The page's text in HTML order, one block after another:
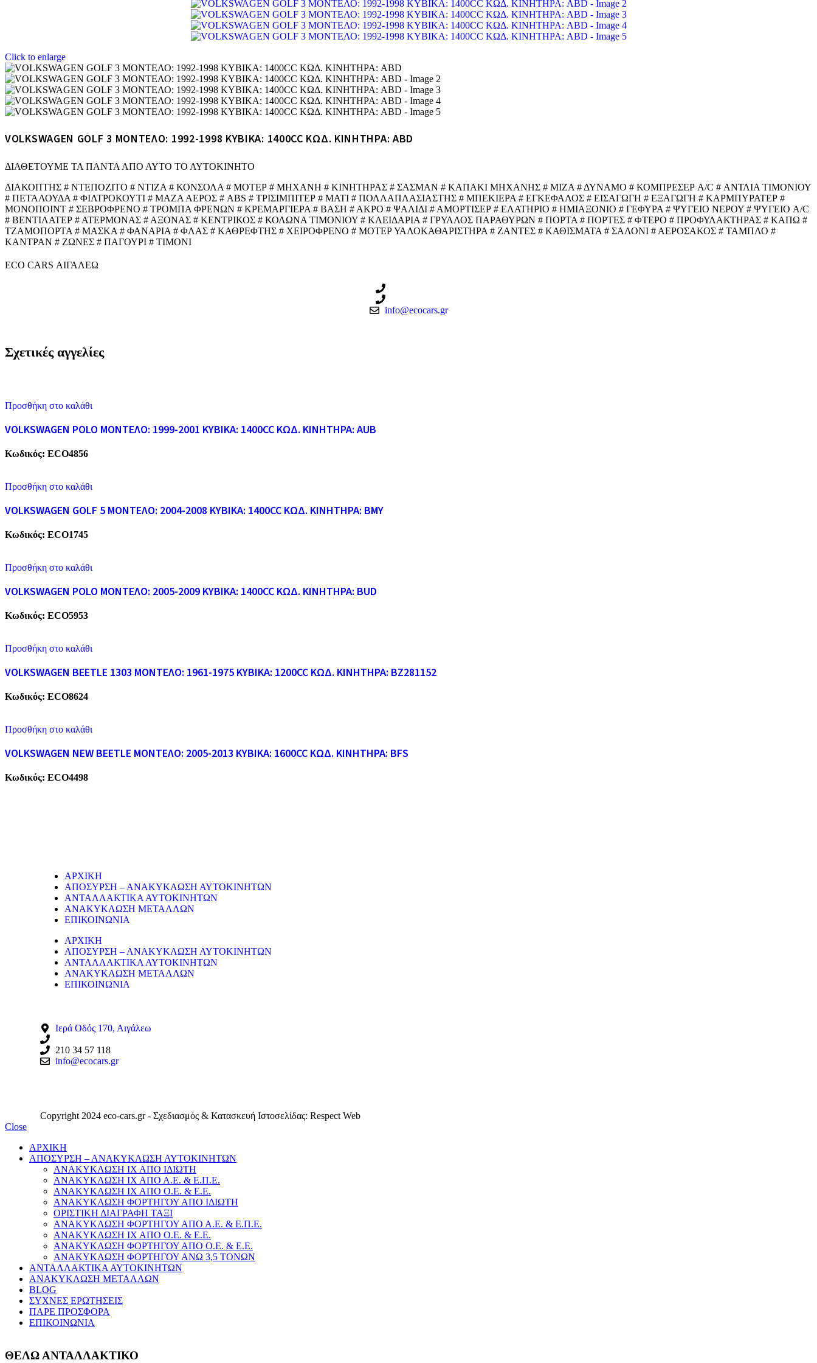
Click to enlarge
VOLKSWAGEN GOLF 3 ΜΟΝΤΕΛΟ: 1992-1998 ΚΥΒΙΚΑ: 1400CC ΚΩΔ. ΚΙΝΗΤΗΡΑ: ABD
ΔΙΑΘΕΤΟΥΜΕ ΤΑ ΠΑΝΤΑ ΑΠΟ ΑΥΤΟ ΤΟ ΑΥΤΟΚΙΝΗΤΟ
ΔΙΑΚΟΠΤΗΣ # ΝΤΕΠΟΖΙΤΟ # ΝΤΙΖΑ # ΚΟΝΣΟΛΑ # ΜΟΤΕΡ # ΜΗΧΑΝΗ # ΚΙΝΗΤΗΡΑΣ # ΣΑΣΜΑΝ # ΚΑΠΑΚΙ ΜΗΧΑΝΗΣ # ΜΙΖΑ # ΔΥΝΑΜΟ # ΚΟΜΠΡΕΣΕΡ A/C # ΑΝΤΛΙΑ ΤΙΜΟΝΙΟΥ
# ΠΕΤΑΛΟΥΔΑ # ΦΙΛΤΡΟΚΟΥΤΙ # ΜΑΖΑ ΑΕΡΟΣ # ABS # ΤΡΙΣΙΜΠΙΤΕΡ # ΜΑΤΙ # ΠΟΛΛΑΠΛΑΣΙΑΣΤΗΣ # ΜΠΕΚΙΕΡΑ # ΕΓΚΕΦΑΛΟΣ # ΕΙΣΑΓΩΓΗ # ΕΞΑΓΩΓΗ # ΚΑΡΜΠΥΡΑΤΕΡ #
ΜΟΝΟΠΟΙΝΤ # ΣΕΒΡΟΦΡΕΝΟ # ΤΡΟΜΠΑ ΦΡΕΝΩΝ # ΚΡΕΜΑΡΓΙΕΡΑ # ΒΑΣΗ # ΑΚΡΟ # ΨΑΛΙΔΙ # ΑΜΟΡΤΙΣΕΡ # ΕΛΑΤΗΡΙΟ # ΗΜΙΑΞΟΝΙΟ # ΓΕΦΥΡΑ # ΨΥΓΕΙΟ ΝΕΡΟΥ # ΨΥΓΕΙΟ A/C
# ΒΕΝΤΙΛΑΤΕΡ # ΑΤΕΡΜΟΝΑΣ # ΑΞΟΝΑΣ # ΚΕΝΤΡΙΚΟΣ # ΚΟΛΩΝΑ ΤΙΜΟΝΙΟΥ # ΚΛΕΙΔΑΡΙΑ # ΓΡΥΛΛΟΣ ΠΑΡΑΘΥΡΩΝ # ΠΟΡΤΑ # ΠΟΡΤΕΣ # ΦΤΕΡΟ # ΠΡΟΦΥΛΑΚΤΗΡΑΣ # ΚΑΠΩ #
ΤΖΑΜΟΠΟΡΤΑ # ΜΑΣΚΑ # ΦΑΝΑΡΙΑ # ΦΛΑΣ # ΚΑΘΡΕΦΤΗΣ # ΧΕΙΡΟΦΡΕΝΟ # ΜΟΤΕΡ ΥΑΛΟΚΑΘΑΡΙΣΤΗΡΑ # ΖΑΝΤΕΣ # ΚΑΘΙΣΜΑΤΑ # ΣΑΛΟΝΙ # ΑΕΡΟΣΑΚΟΣ # ΤΑΜΠΛΟ #
ΚΑΝΤΡΑΝ # ΖΩΝΕΣ # ΠΑΓΟΥΡΙ # ΤΙΜΟΝΙ
ECO CARS ΑΙΓΑΛΕΩ
info@ecocars.gr
Σχετικές αγγελίες
Προσθήκη στο καλάθι
VOLKSWAGEN POLO ΜΟΝΤΕΛΟ: 1999-2001 ΚΥΒΙΚΑ: 1400CC ΚΩΔ. ΚΙΝΗΤΗΡΑ: AUB
Κωδικός: ECO4856
Προσθήκη στο καλάθι
VOLKSWAGEN GOLF 5 ΜΟΝΤΕΛΟ: 2004-2008 ΚΥΒΙΚΑ: 1400CC ΚΩΔ. ΚΙΝΗΤΗΡΑ: BMY
Κωδικός: ECO1745
Προσθήκη στο καλάθι
VOLKSWAGEN POLO ΜΟΝΤΕΛΟ: 2005-2009 ΚΥΒΙΚΑ: 1400CC ΚΩΔ. ΚΙΝΗΤΗΡΑ: BUD
Κωδικός: ECO5953
Προσθήκη στο καλάθι
VOLKSWAGEN BEETLE 1303 ΜΟΝΤΕΛΟ: 1961-1975 ΚΥΒΙΚΑ: 1200CC ΚΩΔ. ΚΙΝΗΤΗΡΑ: BZ281152
Κωδικός: ECO8624
Προσθήκη στο καλάθι
VOLKSWAGEN NEW BEETLE ΜΟΝΤΕΛΟ: 2005-2013 ΚΥΒΙΚΑ: 1600CC ΚΩΔ. ΚΙΝΗΤΗΡΑ: BFS
Κωδικός: ECO4498
ΑΡΧΙΚΗ
ΑΠΟΣΥΡΣΗ – ΑΝΑΚΥΚΛΩΣΗ ΑΥΤΟΚΙΝΗΤΩΝ
ΑΝΤΑΛΛΑΚΤΙΚΑ ΑΥΤΟΚΙΝΗΤΩΝ
ΑΝΑΚΥΚΛΩΣΗ ΜΕΤΑΛΛΩΝ
ΕΠΙΚΟΙΝΩΝΙΑ
ΑΡΧΙΚΗ
ΑΠΟΣΥΡΣΗ – ΑΝΑΚΥΚΛΩΣΗ ΑΥΤΟΚΙΝΗΤΩΝ
ΑΝΤΑΛΛΑΚΤΙΚΑ ΑΥΤΟΚΙΝΗΤΩΝ
ΑΝΑΚΥΚΛΩΣΗ ΜΕΤΑΛΛΩΝ
ΕΠΙΚΟΙΝΩΝΙΑ
Ιερά Οδός 170, Αιγάλεω
210 34 57 118
info@ecocars.gr
Copyright 2024 eco-cars.gr - Σχεδιασμός & Κατασκευή Ιστοσελίδας: Respect Web
Close
ΑΡΧΙΚΗ
ΑΠΟΣΥΡΣΗ – ΑΝΑΚΥΚΛΩΣΗ ΑΥΤΟΚΙΝΗΤΩΝ
ΑΝΑΚΥΚΛΩΣΗ ΙΧ ΑΠΟ ΙΔΙΩΤΗ
ΑΝΑΚΥΚΛΩΣΗ ΙΧ ΑΠΟ Α.Ε. & Ε.Π.Ε.
ΑΝΑΚΥΚΛΩΣΗ ΙΧ ΑΠΟ Ο.Ε. & Ε.Ε.
ΑΝΑΚΥΚΛΩΣΗ ΦΟΡΤΗΓΟΥ ΑΠΟ ΙΔΙΩΤΗ
ΟΡΙΣΤΙΚΗ ΔΙΑΓΡΑΦΗ ΤΑΞΙ
ΑΝΑΚΥΚΛΩΣΗ ΦΟΡΤΗΓΟΥ ΑΠΟ Α.Ε. & Ε.Π.Ε.
ΑΝΑΚΥΚΛΩΣΗ ΙΧ ΑΠΟ Ο.Ε. & Ε.Ε.
ΑΝΑΚΥΚΛΩΣΗ ΦΟΡΤΗΓΟΥ ΑΠΟ Ο.Ε. & Ε.Ε.
ΑΝΑΚΥΚΛΩΣΗ ΦΟΡΤΗΓΟΥ ΑΝΩ 3,5 ΤΟΝΩΝ
ΑΝΤΑΛΛΑΚΤΙΚΑ ΑΥΤΟΚΙΝΗΤΩΝ
ΑΝΑΚΥΚΛΩΣΗ ΜΕΤΑΛΛΩΝ
BLOG
ΣΥΧΝΕΣ ΕΡΩΤΗΣΕΙΣ
ΠΑΡΕ ΠΡΟΣΦΟΡΑ
ΕΠΙΚΟΙΝΩΝΙΑ
ΘΕΛΩ ΑΝΤΑΛΛΑΚΤΙΚΟ